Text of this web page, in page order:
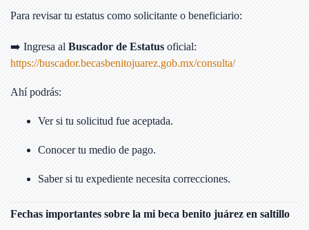
Para revisar tu estatus como solicitante o beneficiario:
➡️ Ingresa al Buscador de Estatus oficial:
https://buscador.becasbenitojuarez.gob.mx/consulta/
Ahí podrás:
Ver si tu solicitud fue aceptada.
Conocer tu medio de pago.
Saber si tu expediente necesita correcciones.
Fechas importantes sobre la mi beca benito juárez en saltillo